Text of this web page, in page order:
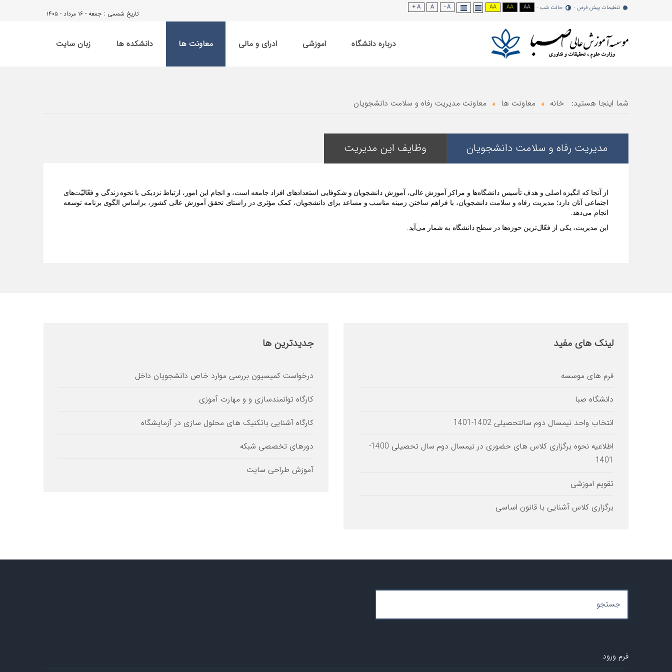
تنظیمات پیش فرض حالت شب AA
AA
AA
A -
A
A +
تاریخ شمسی : جمعه - ۱۶ مرداد - ۱۴۰۵
درباره دانشگاه اموزشی ادرای و مالی معاونت ها دانشکده ها زبان سایت
شما اینجا هستید: خانه معاونت ها معاونت مدیریت رفاه و سلامت دانشجویان
مدیریت رفاه و سلامت دانشجویان وظایف این مدیریت
از آنجا که انگیزه اصلی و هدف تأسیس دانشگاه‌ها و مراکز آموزش عالی، آموزش دانشجویان و شکوفایی استعدادهای افراد جامعه است، و انجام اين امور، ارتباط نزدیکی با نحوه زندگی و فعّالیّتهای
اجتماعی آنان دارد؛ مدیریت رفاه و سلامت دانشجویان، با فراهم ساختن زمینه مناسب و مساعد برای دانشجویان، کمک مؤثری در راستای تحقق آموزش عالی کشور، براساس الگوی برنامه توسعه
انجام میدهد.
این مدیریت، یکی از فعّال‌ترین حوزه‌ها در سطح دانشگاه به شمار می‌آید.
لینک های مفید
فرم های موسسه
دانشگاه صبا
انتخاب واحد نیمسال دوم سالتحصیلی 1402-1401
اطلاعیه نحوه برگزاری کلاس های حضوری در نیمسال دوم سال تحصیلی 1400-
1401
تقویم اموزشی
برگزاری کلاس آشنایی با قانون اساسی
جدیدترین ها
درخواست کمیسیون بررسی موارد خاص دانشجویان داخل
کارگاه توانمندسازی و و مهارت آموزی
کارگاه آشنایی باتکنیک های محلول سازی در آزمایشگاه
دورهای تخصصی شبکه
آموزش طراحی سایت
فرم ورود